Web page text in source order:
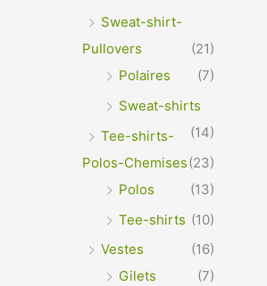
Sweat-shirt-
Pullovers
(21)
Polaires
(7)
Sweat-shirts
(14)
Tee-shirts-
Polos-Chemises(23)
Polos
(13)
Tee-shirts (10)
Vestes
(16)
Gilets
(7)